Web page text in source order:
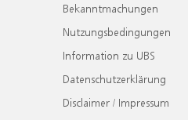
Bekanntmachungen
Nutzungsbedingungen
Information zu UBS
Datenschutzerklärung
Disclaimer / Impressum